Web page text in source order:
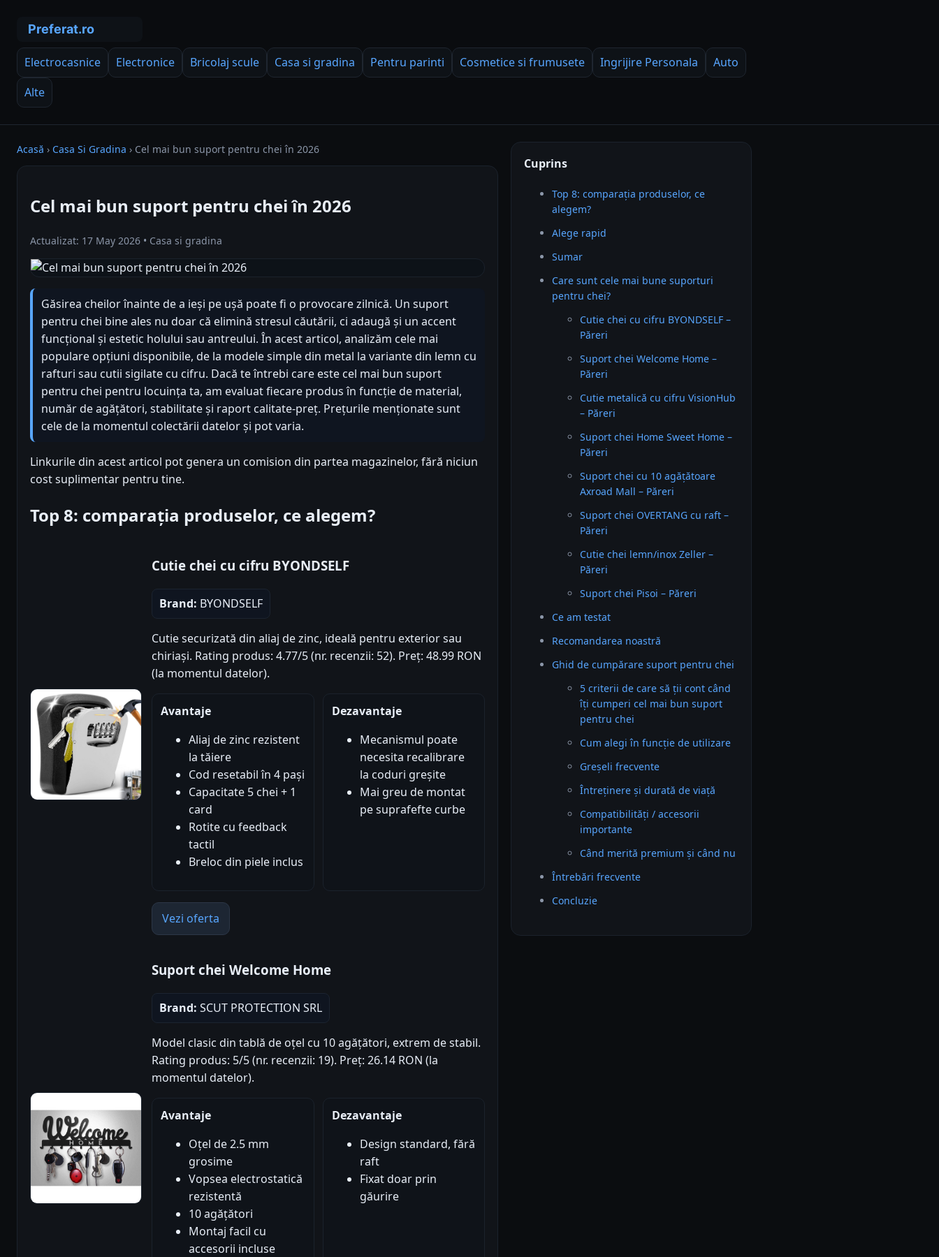
Electrocasnice Electronice Bricolaj scule Casa si gradina Pentru parinti Cosmetice si frumusete Ingrijire Personala
Auto
Alte
Acasă › Casa Si Gradina › Cel mai bun suport pentru chei în 2026
Cel mai bun suport pentru chei în 2026
Actualizat: 17 May 2026 • Casa si gradina
Găsirea cheilor înainte de a ieși pe ușă poate fi o provocare zilnică. Un suport
pentru chei bine ales nu doar că elimină stresul căutării, ci adaugă și un accent
funcțional și estetic holului sau antreului. În acest articol, analizăm cele mai
populare opțiuni disponibile, de la modele simple din metal la variante din lemn cu
rafturi sau cutii sigilate cu cifru. Dacă te întrebi care este cel mai bun suport
pentru chei pentru locuința ta, am evaluat fiecare produs în funcție de material,
număr de agățători, stabilitate și raport calitate-preț. Prețurile menționate sunt
cele de la momentul colectării datelor și pot varia.
Linkurile din acest articol pot genera un comision din partea magazinelor, fără niciun
cost suplimentar pentru tine.
Top 8: comparația produselor, ce alegem?
Cutie chei cu cifru BYONDSELF
Brand: BYONDSELF
Cutie securizată din aliaj de zinc, ideală pentru exterior sau
chiriași. Rating produs: 4.77/5 (nr. recenzii: 52). Preț: 48.99 RON
(la momentul datelor).
Avantaje
Aliaj de zinc rezistent
la tăiere
Cod resetabil în 4 pași
Capacitate 5 chei + 1
card
Rotite cu feedback
tactil
Breloc din piele inclus
Dezavantaje
Mecanismul poate
necesita recalibrare
la coduri greșite
Mai greu de montat
pe suprafefte curbe
Vezi oferta
Suport chei Welcome Home
Brand: SCUT PROTECTION SRL
Model clasic din tablă de oțel cu 10 agățători, extrem de stabil.
Rating produs: 5/5 (nr. recenzii: 19). Preț: 26.14 RON (la
momentul datelor).
Avantaje
Oțel de 2.5 mm
grosime
Vopsea electrostatică
rezistentă
10 agățători
Montaj facil cu
accesorii incluse
Dezavantaje
Design standard, fără
raft
Fixat doar prin
găurire
Cuprins
Top 8: comparația produselor, ce
alegem?
Alege rapid
Sumar
Care sunt cele mai bune suporturi
pentru chei?
Cutie chei cu cifru BYONDSELF –
Păreri
Suport chei Welcome Home –
Păreri
Cutie metalică cu cifru VisionHub
– Păreri
Suport chei Home Sweet Home –
Păreri
Suport chei cu 10 agățătoare
Axroad Mall – Păreri
Suport chei OVERTANG cu raft –
Păreri
Cutie chei lemn/inox Zeller –
Păreri
Suport chei Pisoi – Păreri
Ce am testat
Recomandarea noastră
Ghid de cumpărare suport pentru chei
5 criterii de care să ții cont când
îți cumperi cel mai bun suport
pentru chei
Cum alegi în funcție de utilizare
Greșeli frecvente
Întreținere și durată de viață
Compatibilități / accesorii
importante
Când merită premium și când nu
Întrebări frecvente
Concluzie